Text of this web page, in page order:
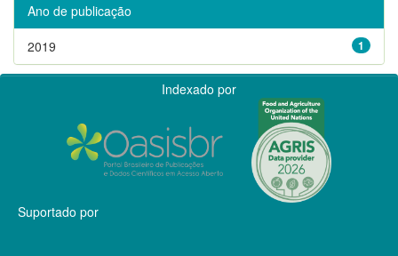
Ano de publicação
1
2019
Indexado por
Suportado por